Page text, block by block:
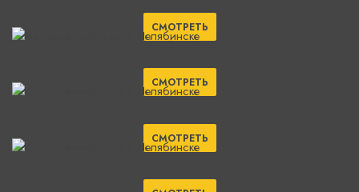
СМОТРЕТЬ
СМОТРЕТЬ
СМОТРЕТЬ